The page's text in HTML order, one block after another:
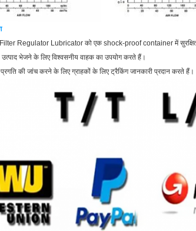
Regulator Lubricator को एक shock-proof container में
उत्पाद भेजने के लिए विश्वसनीय वाहक का उपयोग करते हैं।
की जांच करने के लिए ग्राहकों के लिए ट्रैकिंग जानकारी प्रदान करते हैं।